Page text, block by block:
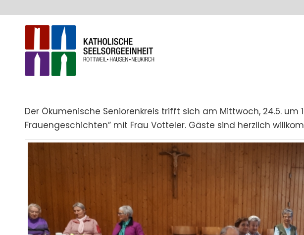
Der Ökumenische Seniorenkreis trifft sich am Mittwoch, 24.5.
Frauengeschichten” mit Frau Votteler. Gäste sind herzlich